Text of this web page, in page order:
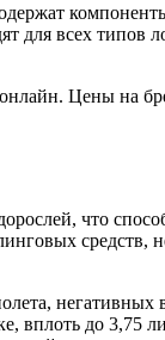
для всех типов
Цены на
что
средств,
вплоть до 3,75